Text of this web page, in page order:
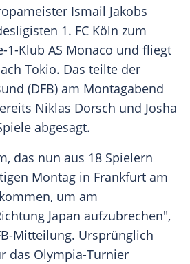
Ismail Jakobs
1. FC Köln zum
1-Klub AS Monaco und fliegt
Tokio. Das teilte der
(DFB) am Montagabend
Niklas Dorsch und Josha
abgesagt.
das nun aus 18 Spielern
Montag in Frankfurt am
um am
Japan aufzubrechen",
Mitteilung. Ursprünglich
das Olympia-Turnier